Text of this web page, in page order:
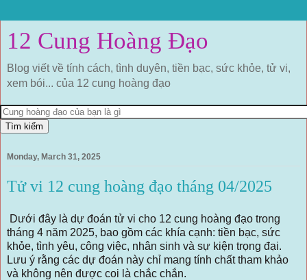
12 Cung Hoàng Đạo
Blog viết về tính cách, tình duyên, tiền bạc, sức khỏe, tử vi,
xem bói... của 12 cung hoàng đạo
Monday, March 31, 2025
Tử vi 12 cung hoàng đạo tháng 04/2025
Dưới đây là dự đoán tử vi cho 12 cung hoàng đạo trong
tháng 4 năm 2025, bao gồm các khía cạnh: tiền bạc, sức
khỏe, tình yêu, công việc, nhân sinh và sự kiện trọng đại.
Lưu ý rằng các dự đoán này chỉ mang tính chất tham khảo
và không nên được coi là chắc chắn.